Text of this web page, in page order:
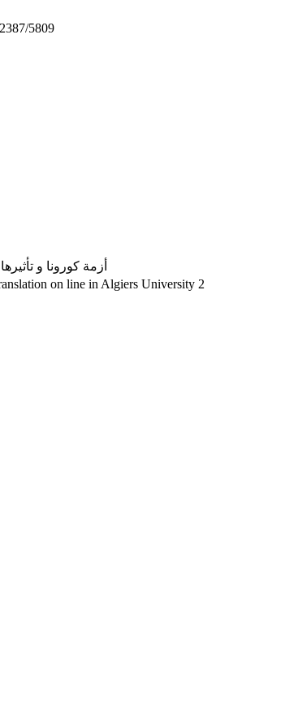
5809
أزمة كورونا و
on line in Algiers University 2